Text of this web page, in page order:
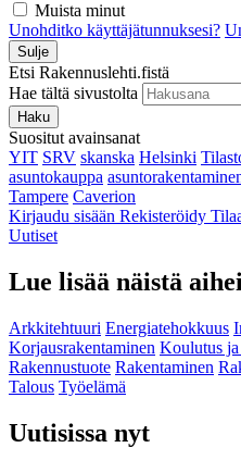
Muista minut
Unohditko käyttäjätunnuksesi?
Sulje
Etsi Rakennuslehti.fistä
Hae tältä sivustolta
Haku
Suositut avainsanat
YIT SRV skanska Helsinki
asuntokauppa
Tampere Caverion
Kirjaudu sisään Rekisteröidy
Uutiset
Lue lisää näistä
Arkkitehtuuri Energiatehokkuus
Korjausrakentaminen Koulutus
Rakennustuote Rakentaminen
Talous Työelämä
Uutisissa nyt